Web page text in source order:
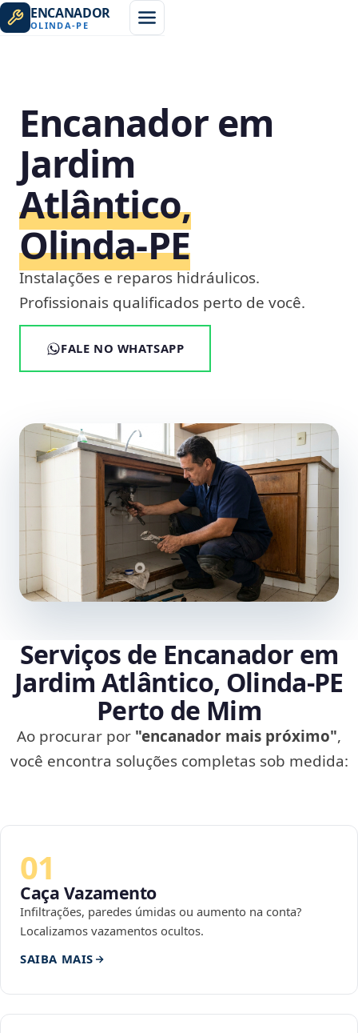
ENCANADOR
OLINDA-PE
Encanador em
Jardim
Atlântico,
Olinda‑PE
Instalações e reparos hidráulicos.
Profissionais qualificados perto de você.
FALE NO WHATSAPP
Serviços de Encanador em
Jardim Atlântico, Olinda‑PE
Perto de Mim
Ao procurar por "encanador mais próximo",
você encontra soluções completas sob medida:
01
Caça Vazamento
Infiltrações, paredes úmidas ou aumento na conta?
Localizamos vazamentos ocultos.
SAIBA MAIS